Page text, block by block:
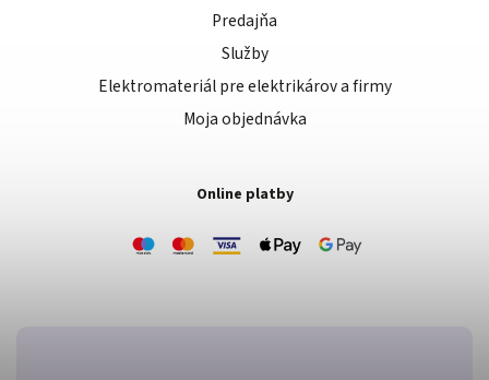
Predajňa
Služby
Elektromateriál pre elektrikárov a firmy
Moja objednávka
Online platby